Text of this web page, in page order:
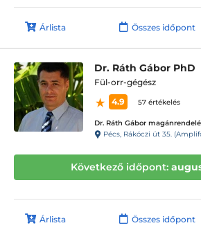
Árlista Összes időpont
Dr. Ráth Gábor PhD
Fül-orr-gégész
4.9
57 értékelés
Dr. Ráth Gábor
Pécs, Rákóczi út 35.
Következő időpont:
Árlista Összes időpont